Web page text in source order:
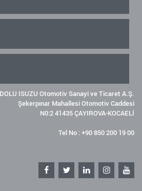
ISUZU Otomotiv Sanayi ve Ticaret A.Ş.
Şekerpınar Mahallesi Otomotiv Caddesi
N0:2 41435 ÇAYIROVA-KOCAELİ
Tel No : +90 850 200 19 00